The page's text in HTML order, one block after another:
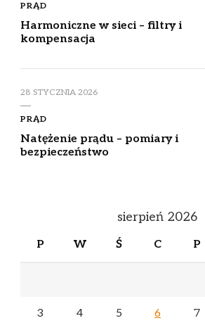
PRĄD
Harmoniczne w sieci – filtry i
kompensacja
28 STYCZNIA 2026
PRĄD
Natężenie prądu – pomiary i
bezpieczeństwo
sierpień 2026
P W Ś C P
3 4 5 6 7